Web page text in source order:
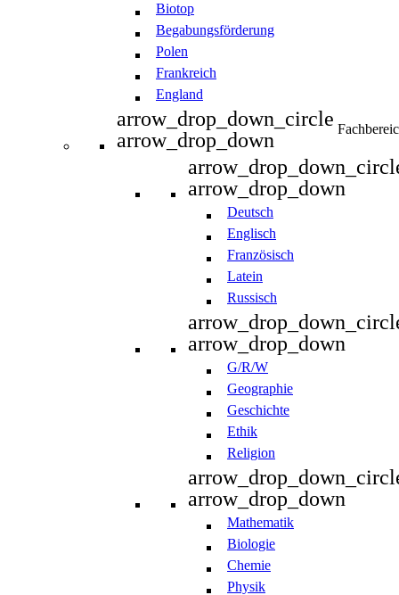
Biotop
Begabungsförderung
Polen
Frankreich
England
arrow_drop_down_circle
arrow_drop_down
arrow_drop_down
Deutsch
Englisch
Französisch
Latein
Russisch
arrow_drop_down
G/R/W
Geographie
Geschichte
Ethik
Religion
arrow_drop_down
Mathematik
Biologie
Chemie
Physik